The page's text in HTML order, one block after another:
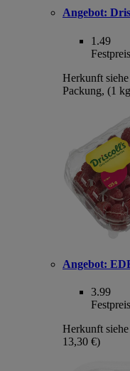
Angebot:
1.49
Herkunft
Packung, (1
Angebot:
3.99
Herkunft
13,30 €)